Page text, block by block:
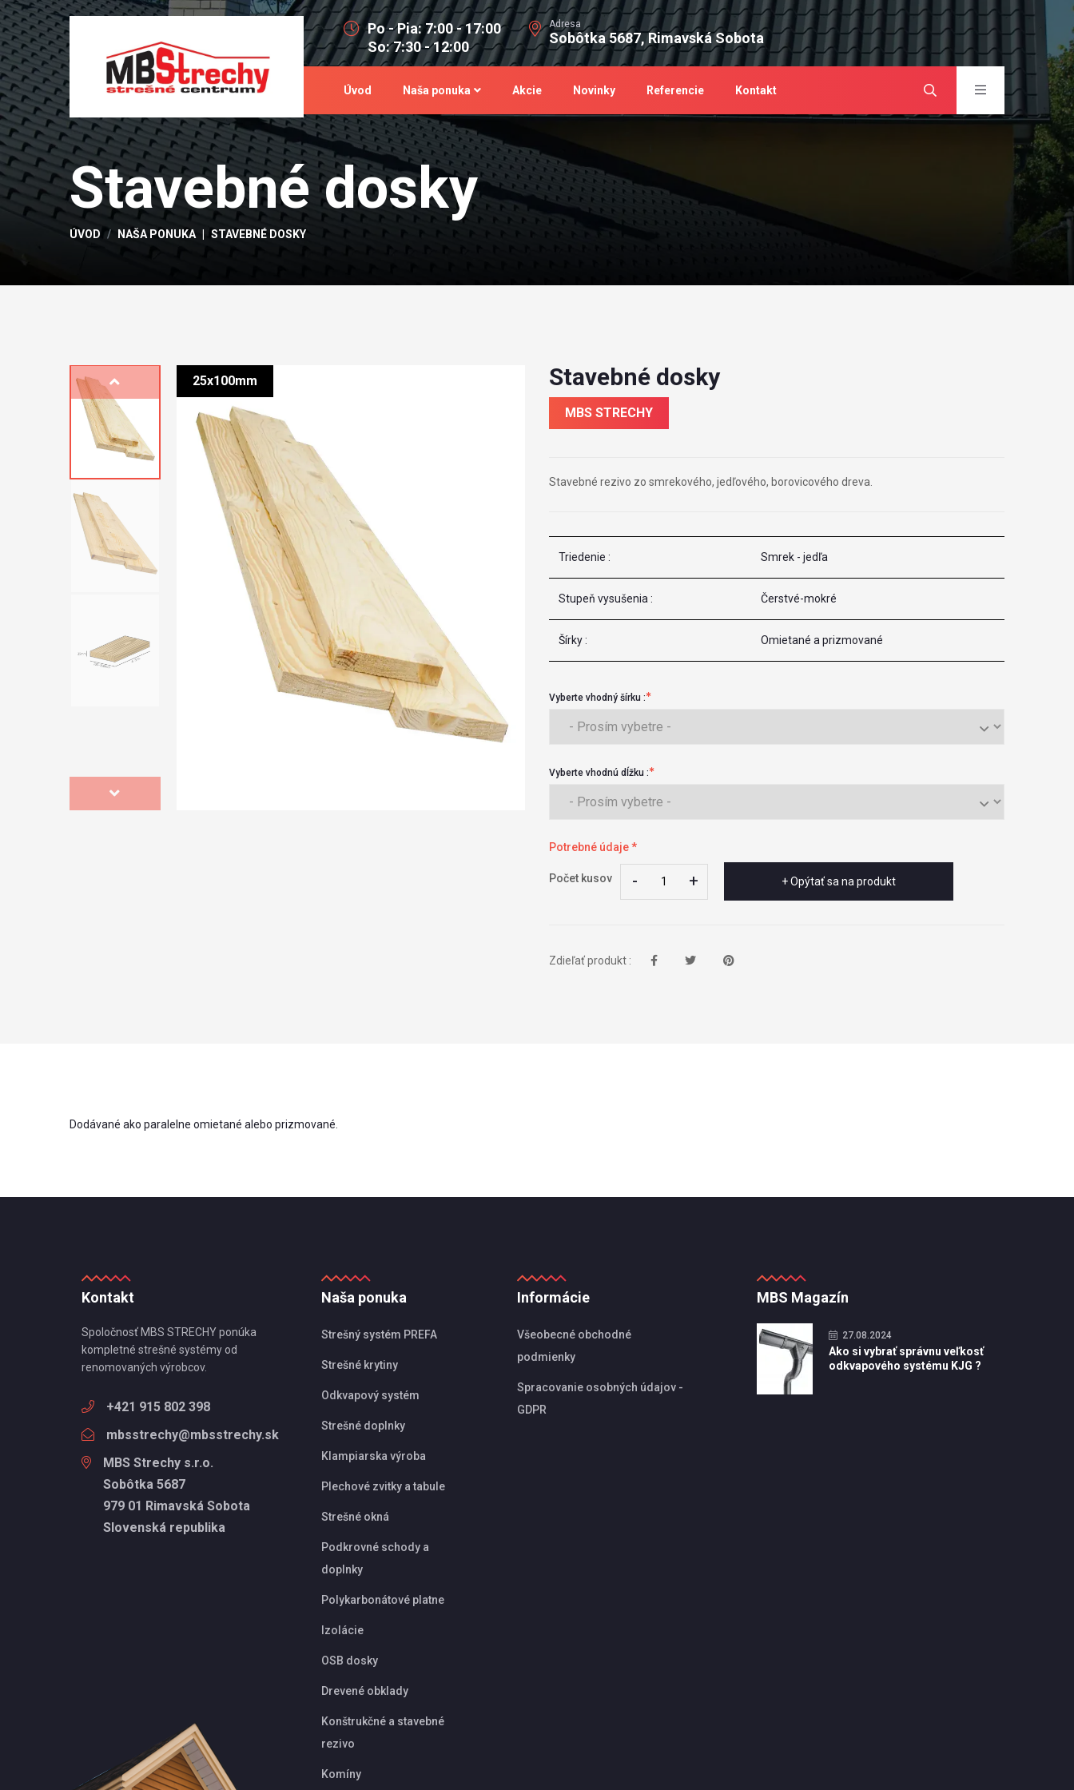
Po - Pia: 7:00 - 17:00
So: 7:30 - 12:00
Adresa
Sobôtka 5687, Rimavská Sobota
Úvod Naša ponuka Akcie Novinky Referencie Kontakt
Stavebné dosky
ÚVOD NAŠA PONUKA STAVEBNÉ DOSKY
25x100mm Stavebné dosky
MBS STRECHY
Stavebné rezivo zo smrekového, jedľového, borovicového dreva.
Triedenie : Smrek - jedľa
Stupeň vysušenia : Čerstvé-mokré
Šírky : Omietané a prizmované
Vyberte vhodný šírku :
Vyberte vhodnú dĺžku :
Potrebné údaje *
Počet kusov - +
- + + Opýtať sa na produkt
Zdieľať produkt :
Dodávané ako paralelne omietané alebo prizmované.
Kontakt
Spoločnosť MBS STRECHY ponúka
kompletné strešné systémy od
renomovaných výrobcov.
+421 915 802 398
mbsstrechy@mbsstrechy.sk
MBS Strechy s.r.o.
Sobôtka 5687
979 01 Rimavská Sobota
Slovenská republika
Naša ponuka
Strešný systém PREFA
Strešné krytiny
Odkvapový systém
Strešné doplnky
Klampiarska výroba
Plechové zvitky a tabule
Strešné okná
Podkrovné schody a
doplnky
Polykarbonátové platne
Izolácie
OSB dosky
Drevené obklady
Konštrukčné a stavebné
rezivo
Komíny
Informácie
Všeobecné obchodné
podmienky
Spracovanie osobných údajov -
GDPR
MBS Magazín
27.08.2024
Ako si vybrať správnu veľkosť
odkvapového systému KJG ?